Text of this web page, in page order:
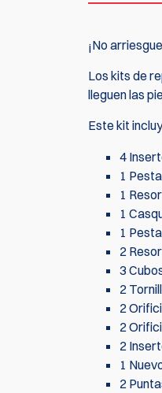
¡No
Los kits de
lleguen las
Este kit
4
1
1
1
1
2
3
2
2
2
2
1
2